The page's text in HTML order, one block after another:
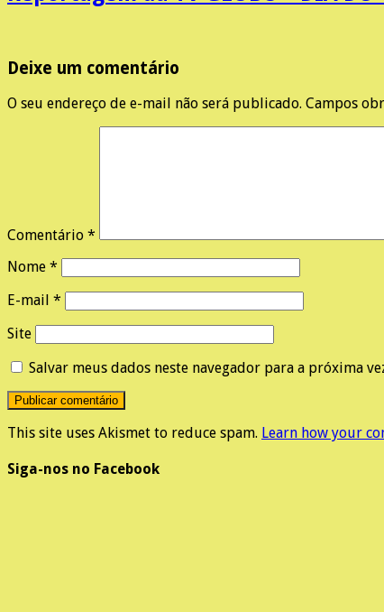
Deixe um comentário
O seu endereço de e-mail não será publicado. Campos
Comentário *
Nome *
E-mail *
Site
Salvar meus dados neste navegador para a próxima
This site uses Akismet to reduce spam. Learn how your
Siga-nos no Facebook